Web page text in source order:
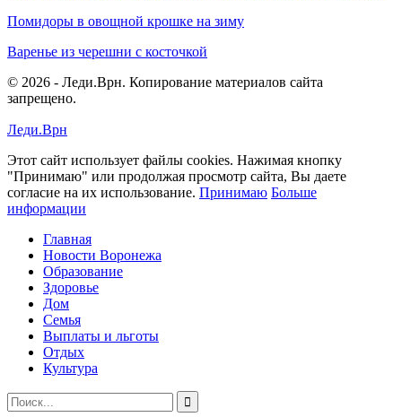
Помидоры в овощной крошке на зиму
Варенье из черешни с косточкой
© 2026 - Леди.Врн. Копирование материалов сайта
запрещено.
Леди.Врн
Этот сайт использует файлы cookies. Нажимая кнопку
"Принимаю" или продолжая просмотр сайта, Вы даете
согласие на их использование. Принимаю Больше
информации
Главная
Новости Воронежа
Образование
Здоровье
Дом
Семья
Выплаты и льготы
Отдых
Культура